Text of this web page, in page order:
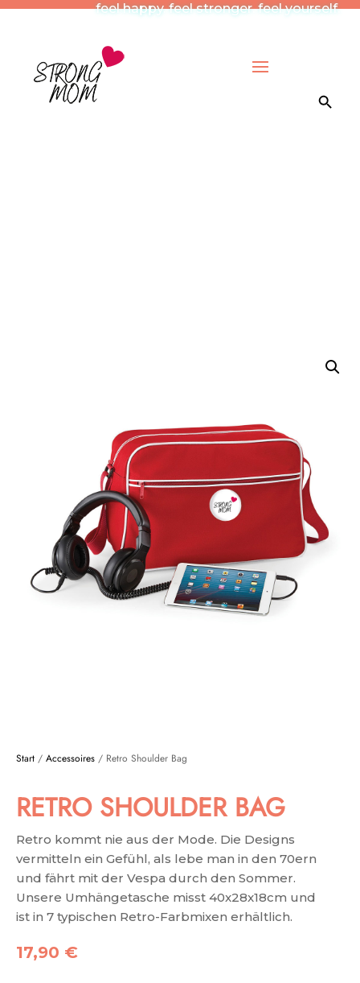
feel happy. feel stronger. feel yourself.
Start / Accessoires / Retro Shoulder Bag
RETRO SHOULDER BAG
Retro kommt nie aus der Mode. Die Designs
vermitteln ein Gefühl, als lebe man in den 70ern
und fährt mit der Vespa durch den Sommer.
Unsere Umhängetasche misst 40x28x18cm und
ist in 7 typischen Retro-Farbmixen erhältlich.
17,90 €